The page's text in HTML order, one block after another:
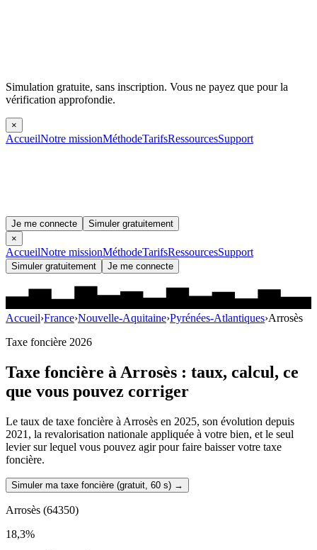
Simulation gratuite, sans inscription. Vous ne payez que pour la
vérification approfondie.
×
AccueilNotre missionMéthodeTarifsRessourcesSupport
Je me connecte
Simuler gratuitement
×
AccueilNotre missionMéthodeTarifsRessourcesSupport
Simuler gratuitement Je me connecte
Accueil›France›Nouvelle-Aquitaine›Pyrénées-Atlantiques›Arrosès
Taxe foncière 2026
Taxe foncière àArrosès : taux, calcul, ce
que vous pouvez corriger
Le taux de taxe foncière à Arrosès en 2025, son évolution depuis
2021, la revalorisation nationale appliquée à votre bien, et le seul
levier sur lequel vous pouvez agir pour faire baisser votre taxe
foncière.
Simuler ma taxe foncière (gratuit, 60 s) →
Arrosès (64350)
18,3%